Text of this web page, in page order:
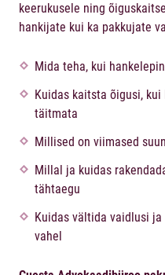
keerukusele ning
hankijate kui ka pakkujate
Mida teha, kui
Kuidas kaitsta õigusi,
täitmata
Millised on viimased
Millal ja kuidas
tähtaegu
Kuidas vältida vaidlusi
vahel